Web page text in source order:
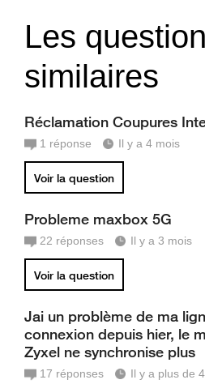
Les
similaires
Réclamation Coupures
1 réponse Il y a 4 mois
Voir la question
Probleme maxbox 5G
22 réponses Il y a 3 mois
Voir la question
Jai un problème de ma
connexion depuis hier, le
Zyxel ne synchronise plus
17 réponses Il y a plus de